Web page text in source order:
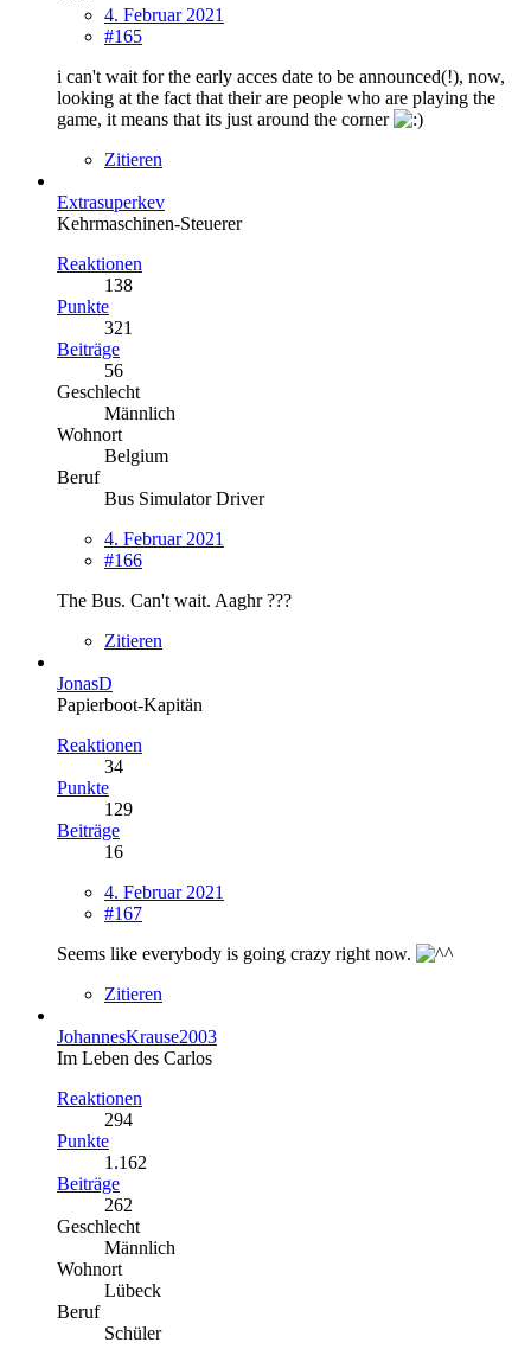
4. Februar 2021
#165
i can't wait for the early acces date to be announced(!), now,
looking at the fact that their are people who are playing the
game, it means that its just around the corner
Zitieren
Extrasuperkev
Kehrmaschinen-Steuerer
Reaktionen
138
Punkte
321
Beiträge
56
Geschlecht
Männlich
Wohnort
Belgium
Beruf
Bus Simulator Driver
4. Februar 2021
#166
The Bus. Can't wait. Aaghr ???
Zitieren
JonasD
Papierboot-Kapitän
Reaktionen
34
Punkte
129
Beiträge
16
4. Februar 2021
#167
Seems like everybody is going crazy right now.
Zitieren
JohannesKrause2003
Im Leben des Carlos
Reaktionen
294
Punkte
1.162
Beiträge
262
Geschlecht
Männlich
Wohnort
Lübeck
Beruf
Schüler